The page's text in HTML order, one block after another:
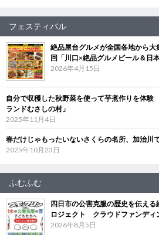
フェスティバル
絶品屋台グルメが全国各地から
回「川口×絶品グルメビール＆日
2026年4月15日
自分で収穫した秋野菜を使って芋煮作りを体
ランドむさしの村」
2025年11月4日
春だけじゃもったいないさくらの名所、加治川
2025年10月23日
ふむふむ
四日市の公害克服の歴史を伝え
ロジェクト クラウドファンディ
2026年8月5日